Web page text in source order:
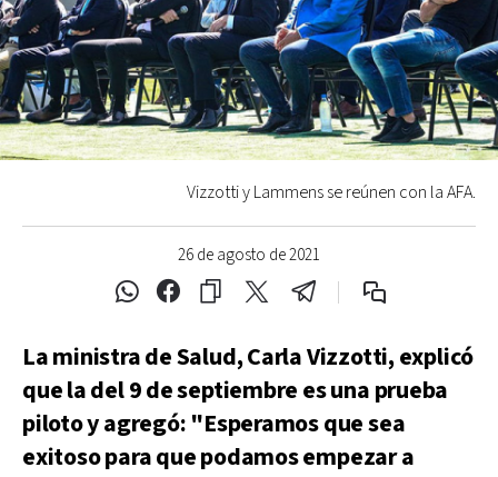
26 de agosto de 2021
Vizzotti y Lammens se reúnen con la AFA.
La ministra de Salud, Carla Vizzotti, explicó
que la del 9 de septiembre es una prueba
piloto y agregó: "Esperamos que sea
exitoso para que podamos empezar a